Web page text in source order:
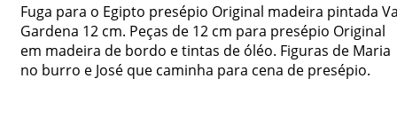
Fuga para o Egipto presépio Original madeira pintada
Gardena 12 cm. Peças de 12 cm para presépio Original
em madeira de bordo e tintas de óléo. Figuras de Maria
no burro e José que caminha para cena de presépio.